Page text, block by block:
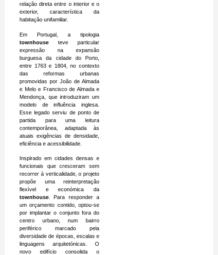
relação direta entre o interior e o
exterior, característica da
habitação unifamiliar.
Em Portugal, a tipologia
townhouse teve particular
expressão na expansão
burguesa da cidade do Porto,
entre 1763 e 1804, no contexto
das reformas urbanas
promovidas por João de Almada
e Melo e Francisco de Almada e
Mendonça, que introduziram um
modelo de influência inglesa.
Esse legado serviu de ponto de
partida para uma leitura
contemporânea, adaptada às
atuais exigências de densidade,
eficiência e acessibilidade.
Inspirado em cidades densas e
funcionais que cresceram sem
recorrer à verticalidade, o projeto
propõe uma reinterpretação
flexível e económica da
townhouse . Para responder a
um orçamento contido, optou-se
por implantar o conjunto fora do
centro urbano, num bairro
periférico marcado pela
diversidade de épocas, escalas e
linguagens arquitetónicas. O
novo edifício consolida o